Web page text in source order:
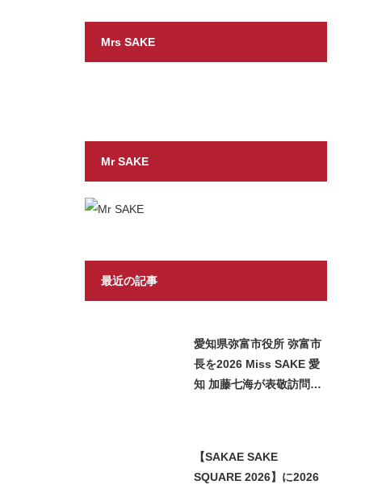
Mrs SAKE
Mr SAKE
最近の記事
愛知県弥富市役所 弥富市
長を2026 Miss SAKE 愛
知 加藤七海が表敬訪問い
【SAKAE SAKE
SQUARE 2026】に2026